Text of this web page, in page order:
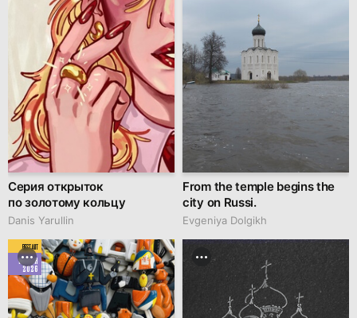
Серия открыток
по золотому кольцу
Danis Yarullin
From the temple begins the
city on Russi.
Evgeniya Dolgikh
BEST ART
MARCH
2026